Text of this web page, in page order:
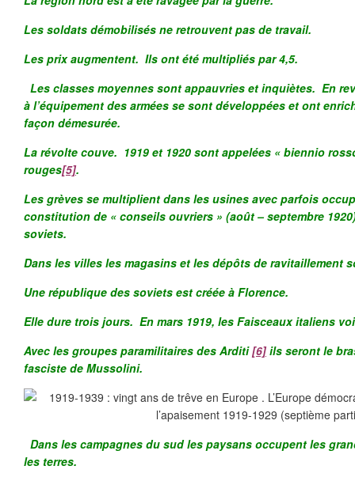
Les soldats démobilisés ne retrouvent pas de travail.
Les prix augmentent. Ils ont été multipliés par 4,5.
Les classes moyennes sont appauvries et inquiètes. En
à l’équipement des armées se sont développées et ont
façon démesurée.
La révolte couve. 1919 et 1920 sont appelées « biennio
rouges[5].
Les grèves se multiplient dans les usines avec parfois
constitution de « conseils ouvriers » (août – septembre
soviets.
Dans les villes les magasins et les dépôts de ravitaillement
Une république des soviets est créée à Florence.
Elle dure trois jours. En mars 1919, les Faisceaux italiens
Avec les groupes paramilitaires des Arditi[6]ils seront le
fasciste de Mussolini.
Dans les campagnes du sud les paysans occupent les
les terres.